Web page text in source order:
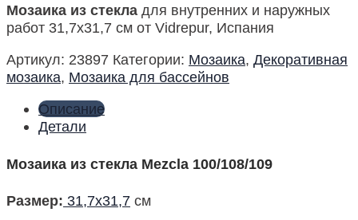
Мозаика из стекла для внутренних и наружных
работ 31,7х31,7 см от Vidrepur, Испания
Артикул: 23897 Категории: Мозаика, Декоративная
мозаика, Мозаика для бассейнов
Описание
Детали
Мозаика из стекла Mezcla 100/108/109
Размер: 31,7х31,7 см